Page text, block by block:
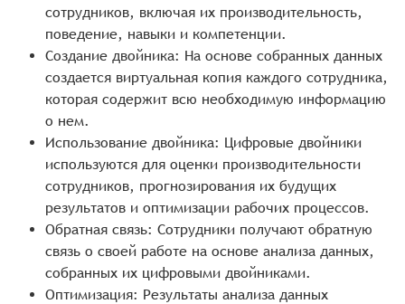
сотрудников, включая их производительность,
поведение, навыки и компетенции.
Создание двойника: На основе собранных данных
создается виртуальная копия каждого сотрудника,
которая содержит всю необходимую информацию
о нем.
Использование двойника: Цифровые двойники
используются для оценки производительности
сотрудников, прогнозирования их будущих
результатов и оптимизации рабочих процессов.
Обратная связь: Сотрудники получают обратную
связь о своей работе на основе анализа данных,
собранных их цифровыми двойниками.
Оптимизация: Результаты анализа данных